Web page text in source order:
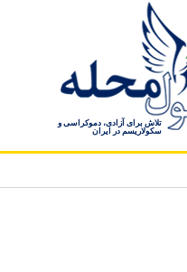
تلاش برای آزادی، دموکراسی و
سکولاریسم در ایران